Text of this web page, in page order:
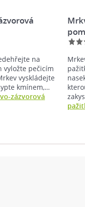
na
vyložte pečicím
vyskládejte
kmínem,…
zázvorová